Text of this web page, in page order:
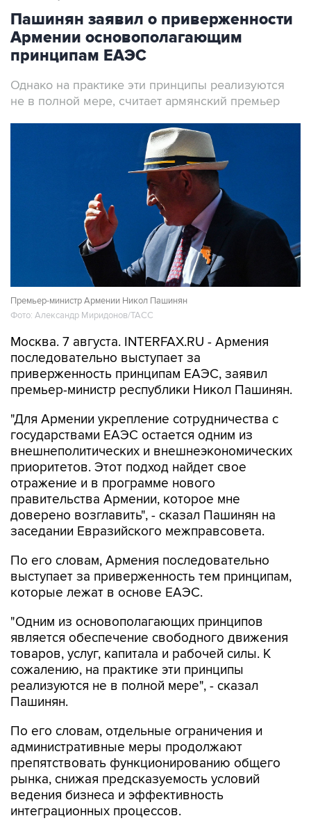
Пашинян заявил о приверженности
Армении основополагающим
принципам ЕАЭС
Однако на практике эти принципы реализуются
не в полной мере, считает армянский премьер
Премьер-министр Армении Никол Пашинян
Фото: Александр Миридонов/ТАСС
Москва. 7 августа. INTERFAX.RU - Армения
последовательно выступает за
приверженность принципам ЕАЭС, заявил
премьер-министр республики Никол Пашинян.
"Для Армении укрепление сотрудничества с
государствами ЕАЭС остается одним из
внешнеполитических и внешнеэкономических
приоритетов. Этот подход найдет свое
отражение и в программе нового
правительства Армении, которое мне
доверено возглавить", - сказал Пашинян на
заседании Евразийского межправсовета.
По его словам, Армения последовательно
выступает за приверженность тем принципам,
которые лежат в основе ЕАЭС.
"Одним из основополагающих принципов
является обеспечение свободного движения
товаров, услуг, капитала и рабочей силы. К
сожалению, на практике эти принципы
реализуются не в полной мере", - сказал
Пашинян.
По его словам, отдельные ограничения и
административные меры продолжают
препятствовать функционированию общего
рынка, снижая предсказуемость условий
ведения бизнеса и эффективность
интеграционных процессов.